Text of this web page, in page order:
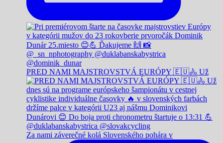
PRED NAMI MAJSTROVSTVÁ EURÓPY 🇪🇺🚴 Už
Za nami záverečné kolá Slovenského pohára v